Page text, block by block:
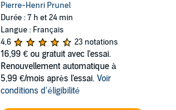
Pierre-Henri Prunel
Durée : 7 h et 24 min
Langue : Français
4,6
23 notations
16,99 € ou gratuit avec l'essai.
Renouvellement automatique à
5,99 €/mois après l'essai. Voir
conditions d'éligibilité